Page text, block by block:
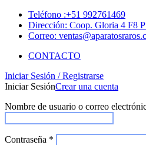
Teléfono :+51 992761469
Dirección: Coop. Gloria 4 F8
Correo:
CONTACTO
Iniciar Sesión / Registrarse
Iniciar SesiónCrear una cuenta
Nombre de usuario o correo
Contraseña *